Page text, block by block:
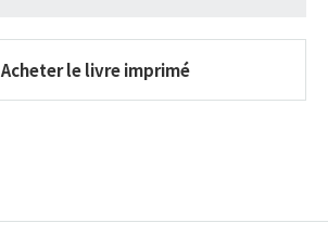
Acheter le livre imprimé